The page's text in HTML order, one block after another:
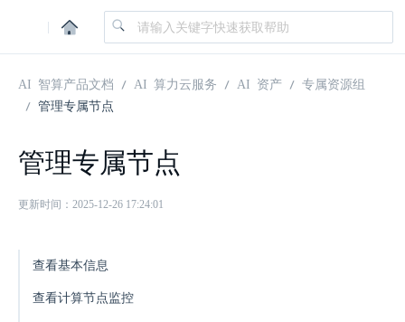
|
AI 智算产品文档 AI 算力云服务 AI 资产
专属资源组
管理专属节点
管理专属节点
更新时间：2025-12-26 17:24:01
查看基本信息
查看计算节点监控